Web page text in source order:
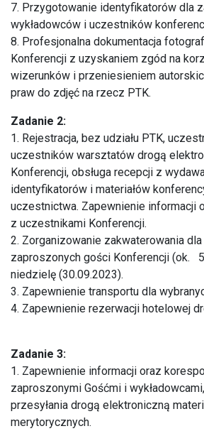
7. Przygotowanie identyfikatorów dla
wykładowców i uczestników
8. Profesjonalna dokumentacja
Konferencji z uzyskaniem zgód na
wizerunków i przeniesieniem
praw do zdjęć na rzecz PTK.
Zadanie 2:
1. Rejestracja, bez udziału PTK,
uczestników warsztatów drogą
Konferencji, obsługa recepcji z
identyfikatorów i materiałów
uczestnictwa. Zapewnienie informacji
z uczestnikami Konferencji.
2. Zorganizowanie zakwaterowania
zaproszonych gości Konferencji (ok.
niedzielę (30.09.2023).
3. Zapewnienie transportu dla
4. Zapewnienie rezerwacji hotelowej
Zadanie 3:
1. Zapewnienie informacji oraz
zaproszonymi Gośćmi i
przesyłania drogą elektroniczną
merytorycznych.